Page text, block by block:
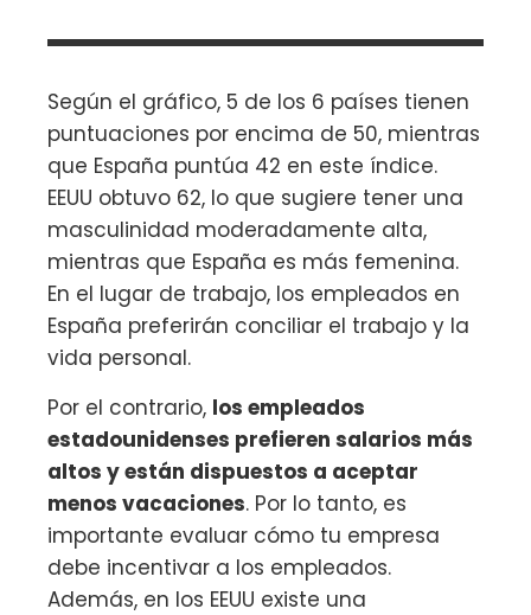
Según el gráfico, 5 de los 6 países tienen
puntuaciones por encima de 50, mientras
que España puntúa 42 en este índice.
EEUU obtuvo 62, lo que sugiere tener una
masculinidad moderadamente alta,
mientras que España es más femenina.
En el lugar de trabajo, los empleados en
España preferirán conciliar el trabajo y la
vida personal.
Por el contrario, los empleados
estadounidenses prefieren salarios más
altos y están dispuestos a aceptar
menos vacaciones. Por lo tanto, es
importante evaluar cómo tu empresa
debe incentivar a los empleados.
Además, en los EEUU existe una